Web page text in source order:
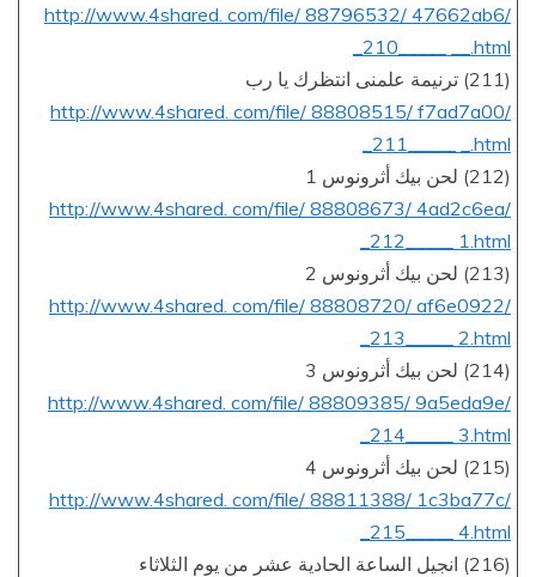
http://www.4shared. com/file/ 88796532/ 47662ab6/
_210_____ __.html
(211) ترنيمة علمنى انتظرك يا رب
http://www.4shared. com/file/ 88808515/ f7ad7a00/
_211_____ _.html
(212) لحن بيك أثرونوس 1
http://www.4shared. com/file/ 88808673/ 4ad2c6ea/
_212_____ 1.html
(213) لحن بيك أثرونوس 2
http://www.4shared. com/file/ 88808720/ af6e0922/
_213_____ 2.html
(214) لحن بيك أثرونوس 3
http://www.4shared. com/file/ 88809385/ 9a5eda9e/
_214_____ 3.html
(215) لحن بيك أثرونوس 4
http://www.4shared. com/file/ 88811388/ 1c3ba77c/
_215_____ 4.html
(216) انجيل الساعة الحادية عشر من يوم الثلاثاء